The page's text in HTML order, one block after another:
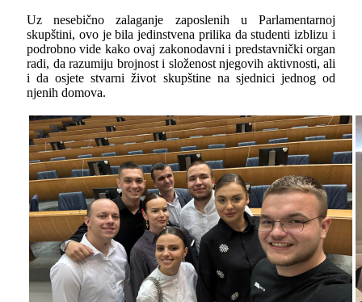
Uz nesebično zalaganje zaposlenih u Parlamentarnoj
skupštini, ovo je bila jedinstvena prilika da studenti izblizu i
podrobno vide kako ovaj zakonodavni i predstavnički organ
radi, da razumiju brojnost i složenost njegovih aktivnosti, ali
i da osjete stvarni život skupštine na sjednici jednog od
njenih domova.